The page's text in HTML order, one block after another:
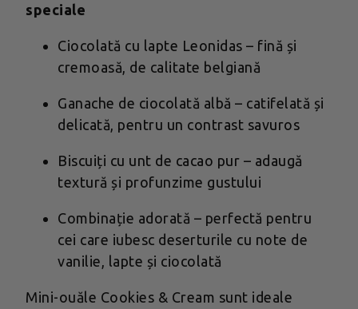
speciale
Ciocolată cu lapte Leonidas – fină și
cremoasă, de calitate belgiană
Ganache de ciocolată albă – catifelată și
delicată, pentru un contrast savuros
Biscuiți cu unt de cacao pur – adaugă
textură și profunzime gustului
Combinație adorată – perfectă pentru
cei care iubesc deserturile cu note de
vanilie, lapte și ciocolată
Mini-ouăle Cookies & Cream sunt ideale